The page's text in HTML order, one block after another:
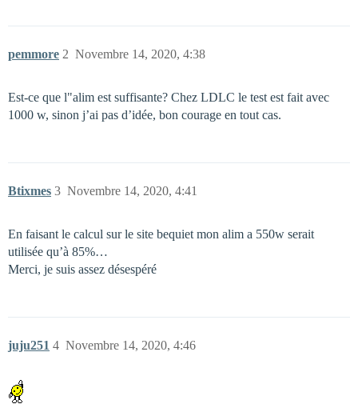
pemmore Novembre 14, 2020, 4:38
2
Est-ce que l"alim est suffisante? Chez LDLC le test est fait avec
1000 w, sinon j’ai pas d’idée, bon courage en tout cas.
Btixmes Novembre 14, 2020, 4:41
3
En faisant le calcul sur le site bequiet mon alim a 550w serait
utilisée qu’à 85%…
Merci, je suis assez désespéré
juju251 Novembre 14, 2020, 4:46
4